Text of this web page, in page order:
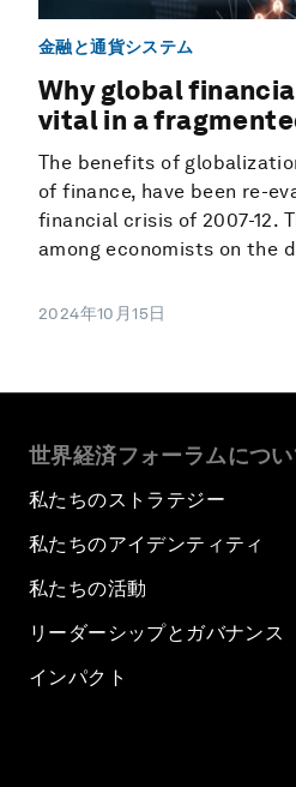
金融と通貨システム
Why global
vital in a
The benefits of
of finance, have been re-
financial crisis of 2007-12.
among economists on the
2024年10月15日
世界経済フォーラムにつ
私たちのストラテジー
私たちのアイデンティティ
私たちの活動
リーダーシップとガバナンス
インパクト